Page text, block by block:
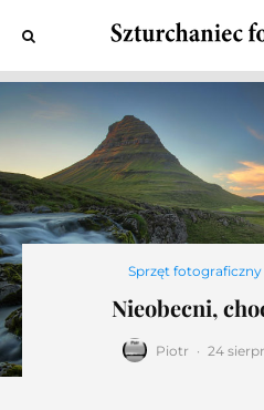
Sprzęt fotograficzny
Nieobecni,
Piotr · 24